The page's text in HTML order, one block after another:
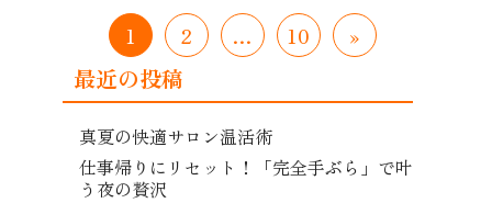
1 2 … 10 »
最近の投稿
真夏の快適サロン温活術
仕事帰りにリセット！「完全手ぶら」で叶
う夜の贅沢